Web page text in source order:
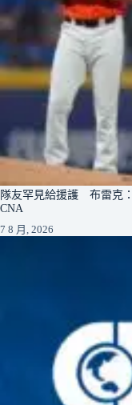
隊友罕見給援護 布雷克
CNA
7 8 月, 2026